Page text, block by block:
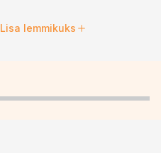
Lisa lemmikuks